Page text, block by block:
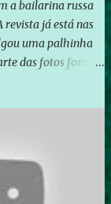
a bailarina russa
revista já está nas
uma palhinha
das fotos foram
fotos de Lola